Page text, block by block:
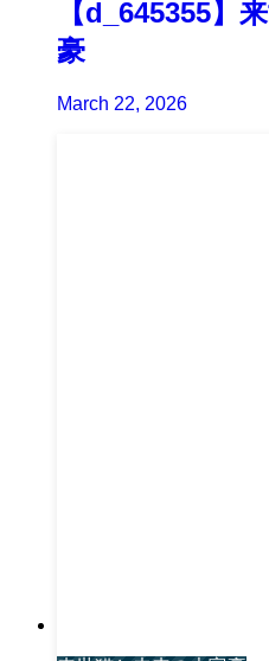
【d_645355】
豪
March 22, 2026